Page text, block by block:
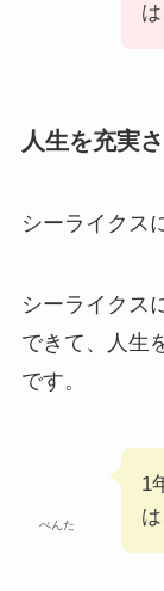
人生を充実
シーライクス
シーライクス
できて、人生
です。
ぺんた
1